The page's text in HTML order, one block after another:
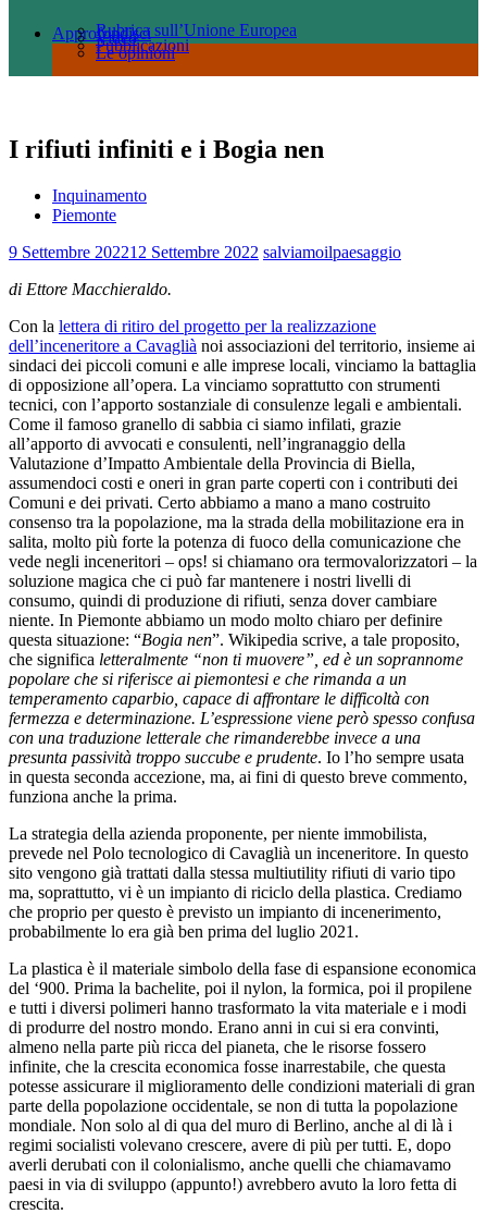
Approfondisci
Le opinioni
Pubblicazioni
Video
Rubrica sull’Unione Europea
I rifiuti infiniti e i Bogia nen
Inquinamento
Piemonte
9 Settembre 202212 Settembre 2022 salviamoilpaesaggio
di Ettore Macchieraldo.
Con la lettera di ritiro del progetto per la realizzazione
dell’inceneritore a Cavaglià noi associazioni del territorio, insieme ai
sindaci dei piccoli comuni e alle imprese locali, vinciamo la battaglia
di opposizione all’opera. La vinciamo soprattutto con strumenti
tecnici, con l’apporto sostanziale di consulenze legali e ambientali.
Come il famoso granello di sabbia ci siamo infilati, grazie
all’apporto di avvocati e consulenti, nell’ingranaggio della
Valutazione d’Impatto Ambientale della Provincia di Biella,
assumendoci costi e oneri in gran parte coperti con i contributi dei
Comuni e dei privati. Certo abbiamo a mano a mano costruito
consenso tra la popolazione, ma la strada della mobilitazione era in
salita, molto più forte la potenza di fuoco della comunicazione che
vede negli inceneritori – ops! si chiamano ora termovalorizzatori – la
soluzione magica che ci può far mantenere i nostri livelli di
consumo, quindi di produzione di rifiuti, senza dover cambiare
niente. In Piemonte abbiamo un modo molto chiaro per definire
questa situazione: “Bogia nen”. Wikipedia scrive, a tale proposito,
che significa letteralmente “non ti muovere”, ed è un soprannome
popolare che si riferisce ai piemontesi e che rimanda a un
temperamento caparbio, capace di affrontare le difficoltà con
fermezza e determinazione. L’espressione viene però spesso confusa
con una traduzione letterale che rimanderebbe invece a una
presunta passività troppo succube e prudente. Io l’ho sempre usata
in questa seconda accezione, ma, ai fini di questo breve commento,
funziona anche la prima.
La strategia della azienda proponente, per niente immobilista,
prevede nel Polo tecnologico di Cavaglià un inceneritore. In questo
sito vengono già trattati dalla stessa multiutility rifiuti di vario tipo
ma, soprattutto, vi è un impianto di riciclo della plastica. Crediamo
che proprio per questo è previsto un impianto di incenerimento,
probabilmente lo era già ben prima del luglio 2021.
La plastica è il materiale simbolo della fase di espansione economica
del ‘900. Prima la bachelite, poi il nylon, la formica, poi il propilene
e tutti i diversi polimeri hanno trasformato la vita materiale e i modi
di produrre del nostro mondo. Erano anni in cui si era convinti,
almeno nella parte più ricca del pianeta, che le risorse fossero
infinite, che la crescita economica fosse inarrestabile, che questa
potesse assicurare il miglioramento delle condizioni materiali di gran
parte della popolazione occidentale, se non di tutta la popolazione
mondiale. Non solo al di qua del muro di Berlino, anche al di là i
regimi socialisti volevano crescere, avere di più per tutti. E, dopo
averli derubati con il colonialismo, anche quelli che chiamavamo
paesi in via di sviluppo (appunto!) avrebbero avuto la loro fetta di
crescita.